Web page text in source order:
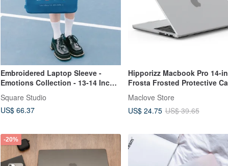
Embroidered Laptop Sleeve -
Emotions Collection - 13-14 Inch
Laptop Bag
Square Studio
US$ 66.37
Hipporizz Macbook Pro 14-
Frosta Frosted Protective
Maclove Store
US$ 24.75 US$ 39.65
-20%